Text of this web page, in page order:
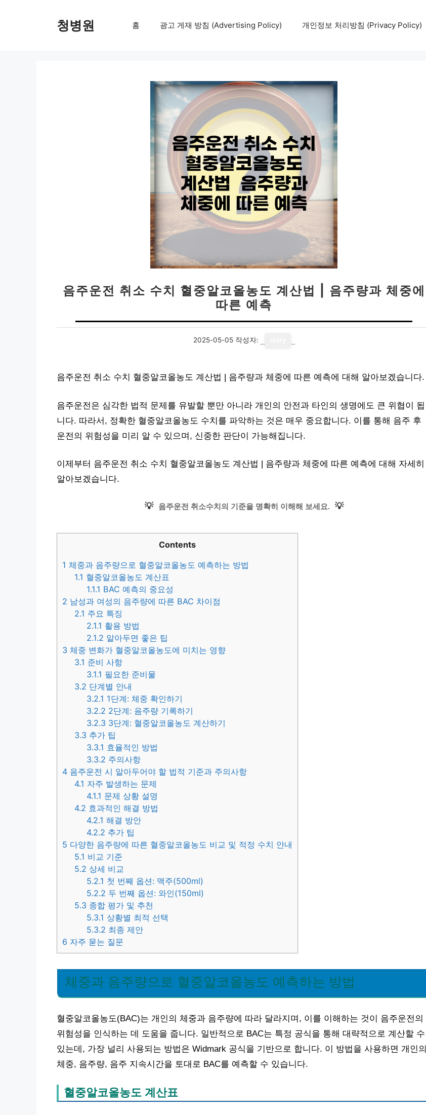
청병원 홈 광고 게재 방침 (Advertising Policy) 개인정보 처리방침 (Privacy Policy)
음주운전 취소 수치 혈중알코올농도 계산법 | 음주량과 체중에
따른 예측
2025-05-05 작성자:
음주운전 취소 수치 혈중알코올농도 계산법 | 음주량과 체중에 따른 예측에 대해 알아보겠습니다.
음주운전은 심각한 법적 문제를 유발할 뿐만 아니라 개인의 안전과 타인의 생명에도 큰 위협이 됩
니다. 따라서, 정확한 혈중알코올농도 수치를 파악하는 것은 매우 중요합니다. 이를 통해 음주 후
운전의 위험성을 미리 알 수 있으며, 신중한 판단이 가능해집니다.
이제부터 음주운전 취소 수치 혈중알코올농도 계산법 | 음주량과 체중에 따른 예측에 대해 자세히
알아보겠습니다.
💡 음주운전 취소수치의 기준을 명확히 이해해 보세요. 💡
Contents
1 체중과 음주량으로 혈중알코올농도 예측하는 방법
1.1 혈중알코올농도 계산표
1.1.1 BAC 예측의 중요성
2 남성과 여성의 음주량에 따른 BAC 차이점
2.1 주요 특징
2.1.1 활용 방법
2.1.2 알아두면 좋은 팁
3 체중 변화가 혈중알코올농도에 미치는 영향
3.1 준비 사항
3.1.1 필요한 준비물
3.2 단계별 안내
3.2.1 1단계: 체중 확인하기
3.2.2 2단계: 음주량 기록하기
3.2.3 3단계: 혈중알코올농도 계산하기
3.3 추가 팁
3.3.1 효율적인 방법
3.3.2 주의사항
4 음주운전 시 알아두어야 할 법적 기준과 주의사항
4.1 자주 발생하는 문제
4.1.1 문제 상황 설명
4.2 효과적인 해결 방법
4.2.1 해결 방안
4.2.2 추가 팁
5 다양한 음주량에 따른 혈중알코올농도 비교 및 적정 수치 안내
5.1 비교 기준
5.2 상세 비교
5.2.1 첫 번째 옵션: 맥주(500ml)
5.2.2 두 번째 옵션: 와인(150ml)
5.3 종합 평가 및 추천
5.3.1 상황별 최적 선택
5.3.2 최종 제안
6 자주 묻는 질문
체중과 음주량으로 혈중알코올농도 예측하는 방법
혈중알코올농도(BAC)는 개인의 체중과 음주량에 따라 달라지며, 이를 이해하는 것이 음주운전의
위험성을 인식하는 데 도움을 줍니다. 일반적으로 BAC는 특정 공식을 통해 대략적으로 계산할 수
있는데, 가장 널리 사용되는 방법은 Widmark 공식을 기반으로 합니다. 이 방법을 사용하면 개인의
체중, 음주량, 음주 지속시간을 토대로 BAC를 예측할 수 있습니다.
혈중알코올농도 계산표